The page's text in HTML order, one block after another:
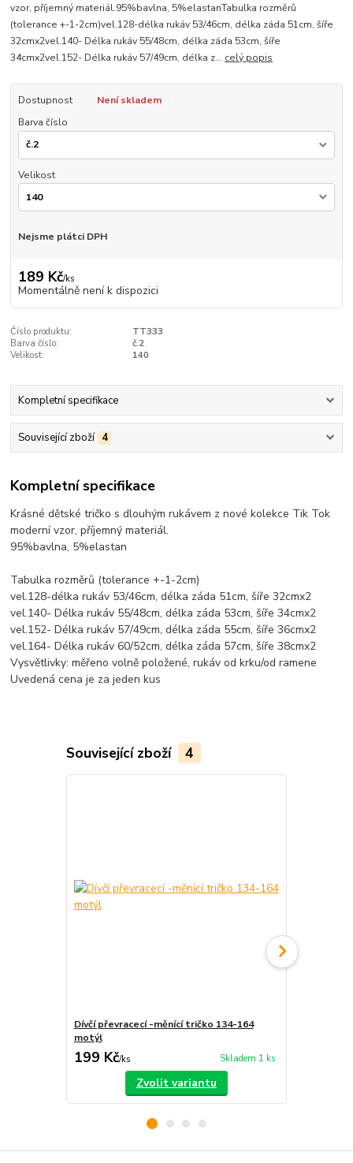
vzor, příjemný materiál.95%bavlna, 5%elastanTabulka rozměrů
(tolerance +-1-2cm)vel.128-délka rukáv 53/46cm, délka záda 51cm, šíře
32cmx2vel.140- Délka rukáv 55/48cm, délka záda 53cm, šíře
34cmx2vel.152- Délka rukáv 57/49cm, délka z... celý popis
Dostupnost
Není skladem
Barva číslo
Velikost
Nejsme plátci DPH
189 Kč/ks
Momentálně není k dispozici
Číslo produktu:
TT333
Barva číslo:
č.2
Velikost:
140
Kompletní specifikace
Související zboží 4
Kompletní specifikace
Krásné dětské tričko s dlouhým rukávem z nové kolekce Tik Tok
moderní vzor, příjemný materiál.
95%bavlna, 5%elastan
Tabulka rozměrů (tolerance +-1-2cm)
vel.128-délka rukáv 53/46cm, délka záda 51cm, šíře 32cmx2
vel.140- Délka rukáv 55/48cm, délka záda 53cm, šíře 34cmx2
vel.152- Délka rukáv 57/49cm, délka záda 55cm, šíře 36cmx2
vel.164- Délka rukáv 60/52cm, délka záda 57cm, šíře 38cmx2
Vysvětlivky: měřeno volně položené, rukáv od krku/od ramene
Uvedená cena je za jeden kus
Související zboží 4
Dívčí převracecí -měnící tričko 134-164
motýl
199 Kč/ks Skladem 1 ks
Zvolit variantu